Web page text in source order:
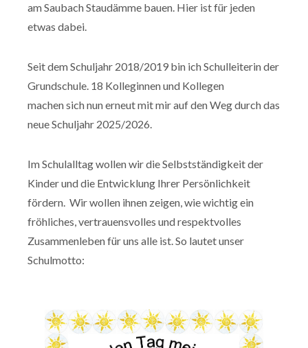
am Saubach Staudämme bauen. Hier ist für jeden
etwas dabei.
Seit dem Schuljahr 2018/2019 bin ich Schulleiterin der
Grundschule. 18 Kolleginnen und Kollegen
machen sich nun erneut mit mir auf den Weg durch das
neue Schuljahr 2025/2026.
Im Schulalltag wollen wir die Selbstständigkeit der
Kinder und die Entwicklung Ihrer Persönlichkeit
fördern. Wir wollen ihnen zeigen, wie wichtig ein
fröhliches, vertrauensvolles und respektvolles
Zusammenleben für uns alle ist. So lautet unser
Schulmotto: